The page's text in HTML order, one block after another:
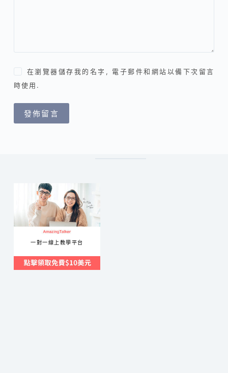
在瀏覽器儲存我的名字, 電子郵件和網站以備下次留言
時使用.
發佈留言
一對一線上教學平台